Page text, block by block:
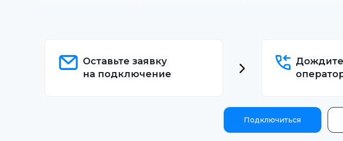
Оставьте заявку
на подключение
Подключиться